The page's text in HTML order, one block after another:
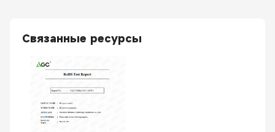
Связанные ресурсы